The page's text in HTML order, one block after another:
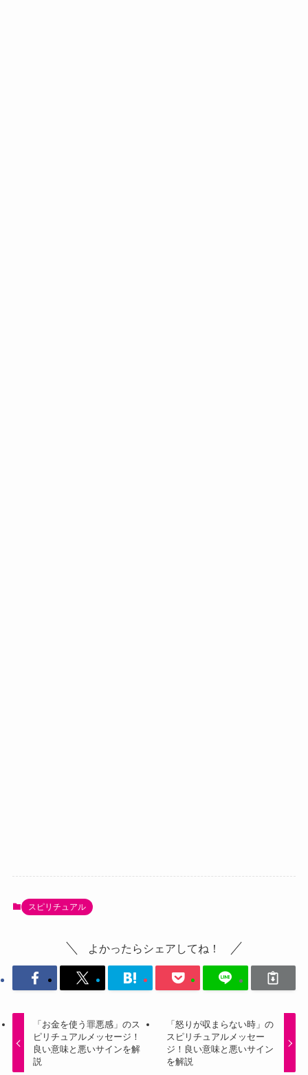
スピリチュアル
よかったらシェアしてね！
「お金を使う罪悪感」のス
ピリチュアルメッセージ！
良い意味と悪いサインを解
説
「怒りが収まらない時」の
スピリチュアルメッセー
ジ！良い意味と悪いサイン
を解説